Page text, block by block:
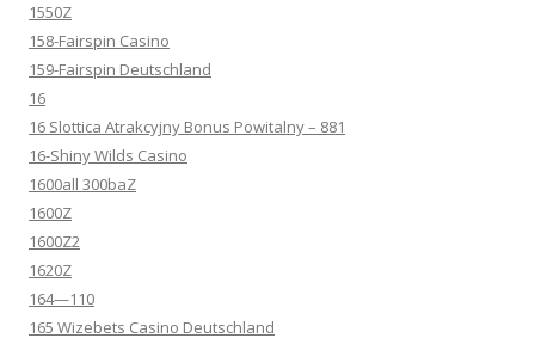
1550Z
158-Fairspin Casino
159-Fairspin Deutschland
16
16 Slottica Atrakcyjny Bonus Powitalny – 881
16-Shiny Wilds Casino
1600all 300baZ
1600Z
1600Z2
1620Z
164—110
165 Wizebets Casino Deutschland